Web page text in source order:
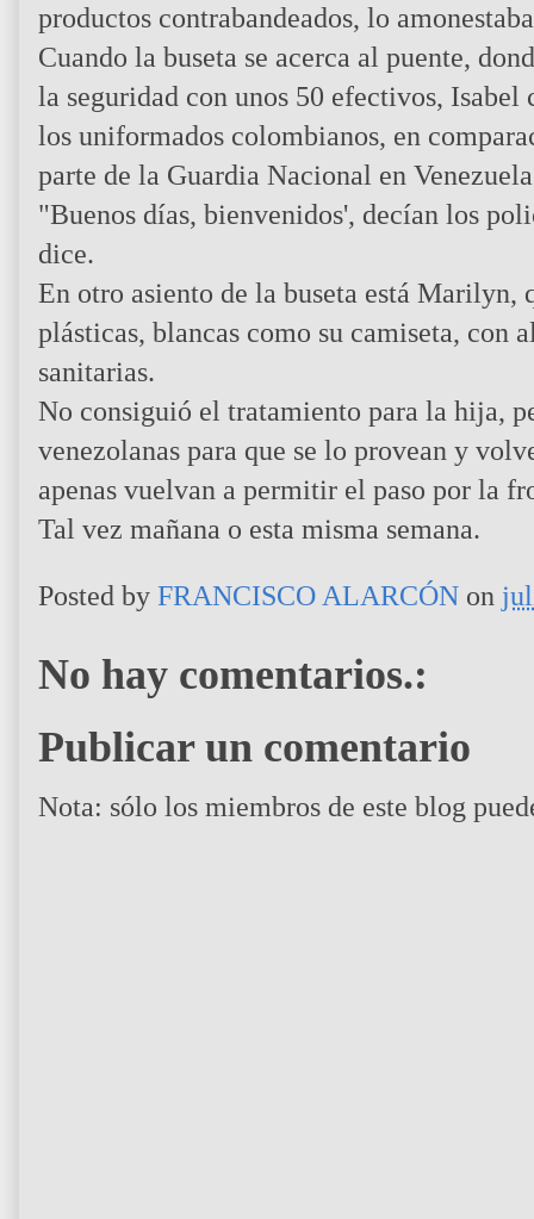
productos contrabandeados, lo
Cuando la buseta se acerca al puente,
la seguridad con unos 50 efectivos,
los uniformados colombianos, en
parte de la Guardia Nacional en
"Buenos días, bienvenidos', decían los
dice.
En otro asiento de la buseta está
plásticas, blancas como su camiseta, con
sanitarias.
No consiguió el tratamiento para la hija,
venezolanas para que se lo provean y
apenas vuelvan a permitir el paso por la
Tal vez mañana o esta misma semana.
Posted by FRANCISCO ALARCÓN on
No hay comentarios.:
Publicar un comentario
Nota: sólo los miembros de este blog